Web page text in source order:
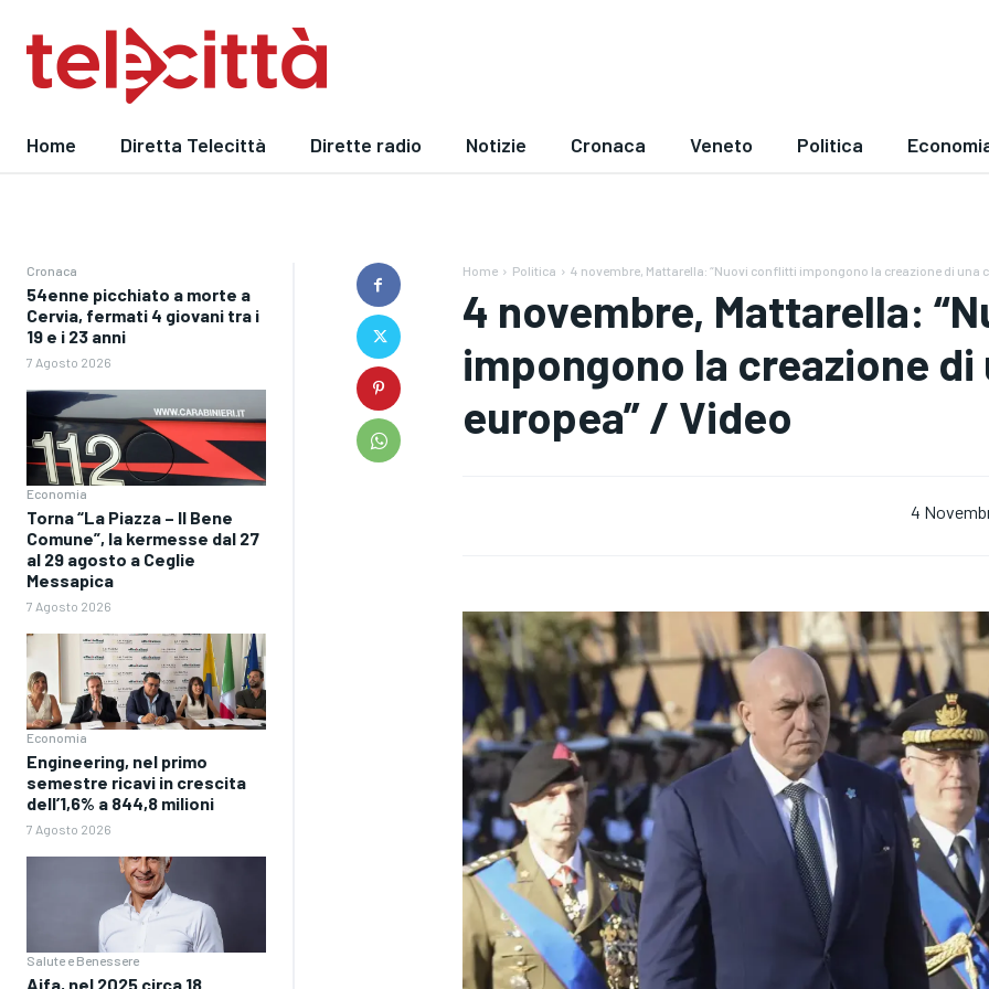
Home Diretta Telecittà Dirette radio Notizie Cronaca Veneto Politica
Cronaca
54enne picchiato a morte a
Cervia, fermati 4 giovani tra i
19 e i 23 anni
7 Agosto 2026
Economia
Torna “La Piazza – Il Bene
Comune”, la kermesse dal 27
al 29 agosto a Ceglie
Messapica
7 Agosto 2026
Economia
Engineering, nel primo
semestre ricavi in crescita
dell’1,6% a 844,8 milioni
7 Agosto 2026
Salute e Benessere
Aifa, nel 2025 circa 18
Home Politica 4 novembre, Mattarella: “Nuovi conflitti impongono la creazione di una
4 novembre, Mattarella:
impongono la creazione
europea” / Video
4